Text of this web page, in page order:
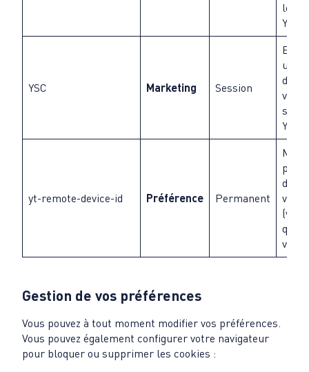
les
YSC Marketing Session
une
de
yt-remote-device-id Préférence Permanent
du
vidéo
vos
Gestion de vos préférences
Vous pouvez à tout moment modifier vos préférences.
Vous pouvez également configurer votre navigateur
pour bloquer ou supprimer les cookies :